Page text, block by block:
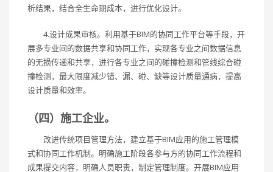
析结果，结合全生命期成本，进行优化设计。
4.设计成果审核。利用基于BIM的协同工作平台等手段，开
展多专业间的数据共享和协同工作，实现各专业之间数据信息
的无损传递和共享，进行各专业之间的碰撞检测和管线综合碰
撞检测，最大限度减少错、漏、碰、缺等设计质量通病，提高
设计质量和效率。
（四）施工企业。
改进传统项目管理方法，建立基于BIM应用的施工管理模
式和协同工作机制。明确施工阶段各参与方的协同工作流程和
成果提交内容，明确人员职责，制定管理制度。开展BIM应用